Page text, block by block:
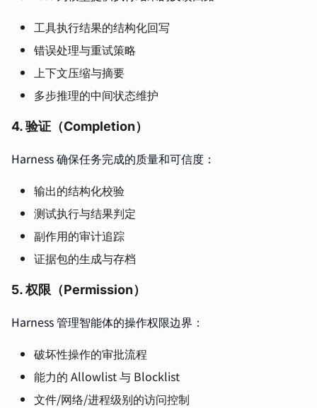
工具执行结果的结构化回写
错误处理与重试策略
上下文压缩与摘要
多步推理的中间状态维护
4. 验证（Completion）
Harness 确保任务完成的质量和可信度：
输出的结构化校验
测试执行与结果判定
副作用的审计追踪
证据包的生成与存档
5. 权限（Permission）
Harness 管理智能体的操作权限边界：
破坏性操作的审批流程
能力的 Allowlist 与 Blocklist
文件/网络/进程级别的访问控制